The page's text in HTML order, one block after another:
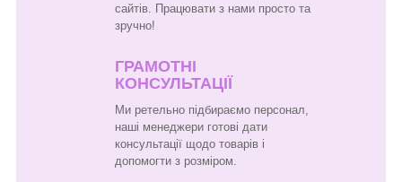
сайтів. Працювати з нами просто та
зручно!
ГРАМОТНІ
КОНСУЛЬТАЦІЇ
Ми ретельно підбираємо персонал,
наші менеджери готові дати
консультації щодо товарів і
допомогти з розміром.